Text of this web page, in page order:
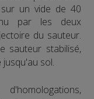
un vide de 40
par les deux
du sauteur.
sauteur stabilisé,
jusqu'au sol.